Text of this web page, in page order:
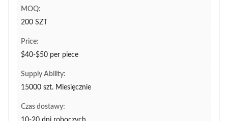
MOQ:
200 SZT
Price:
$40-$50 per piece
Supply Ability:
15000 szt. Miesięcznie
Czas dostawy: